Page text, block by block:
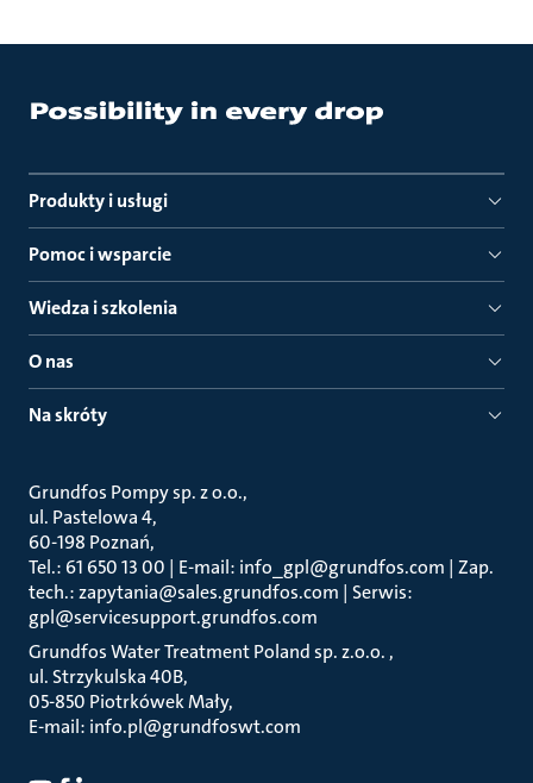
Produkty i usługi
Pomoc i wsparcie
Wiedza i szkolenia
O nas
Na skróty
Grundfos Pompy sp. z o.o.
ul. Pastelowa 4
60-198 Poznań
Tel.: 61 650 13 00 | E-mail: info_gpl@grundfos.com | Zap.
tech.: zapytania@sales.grundfos.com | Serwis:
gpl@servicesupport.grundfos.com
Grundfos Water Treatment Poland sp. z.o.o.
ul. Strzykulska 40B
05-850 Piotrkówek Mały
E-mail: info.pl@grundfoswt.com